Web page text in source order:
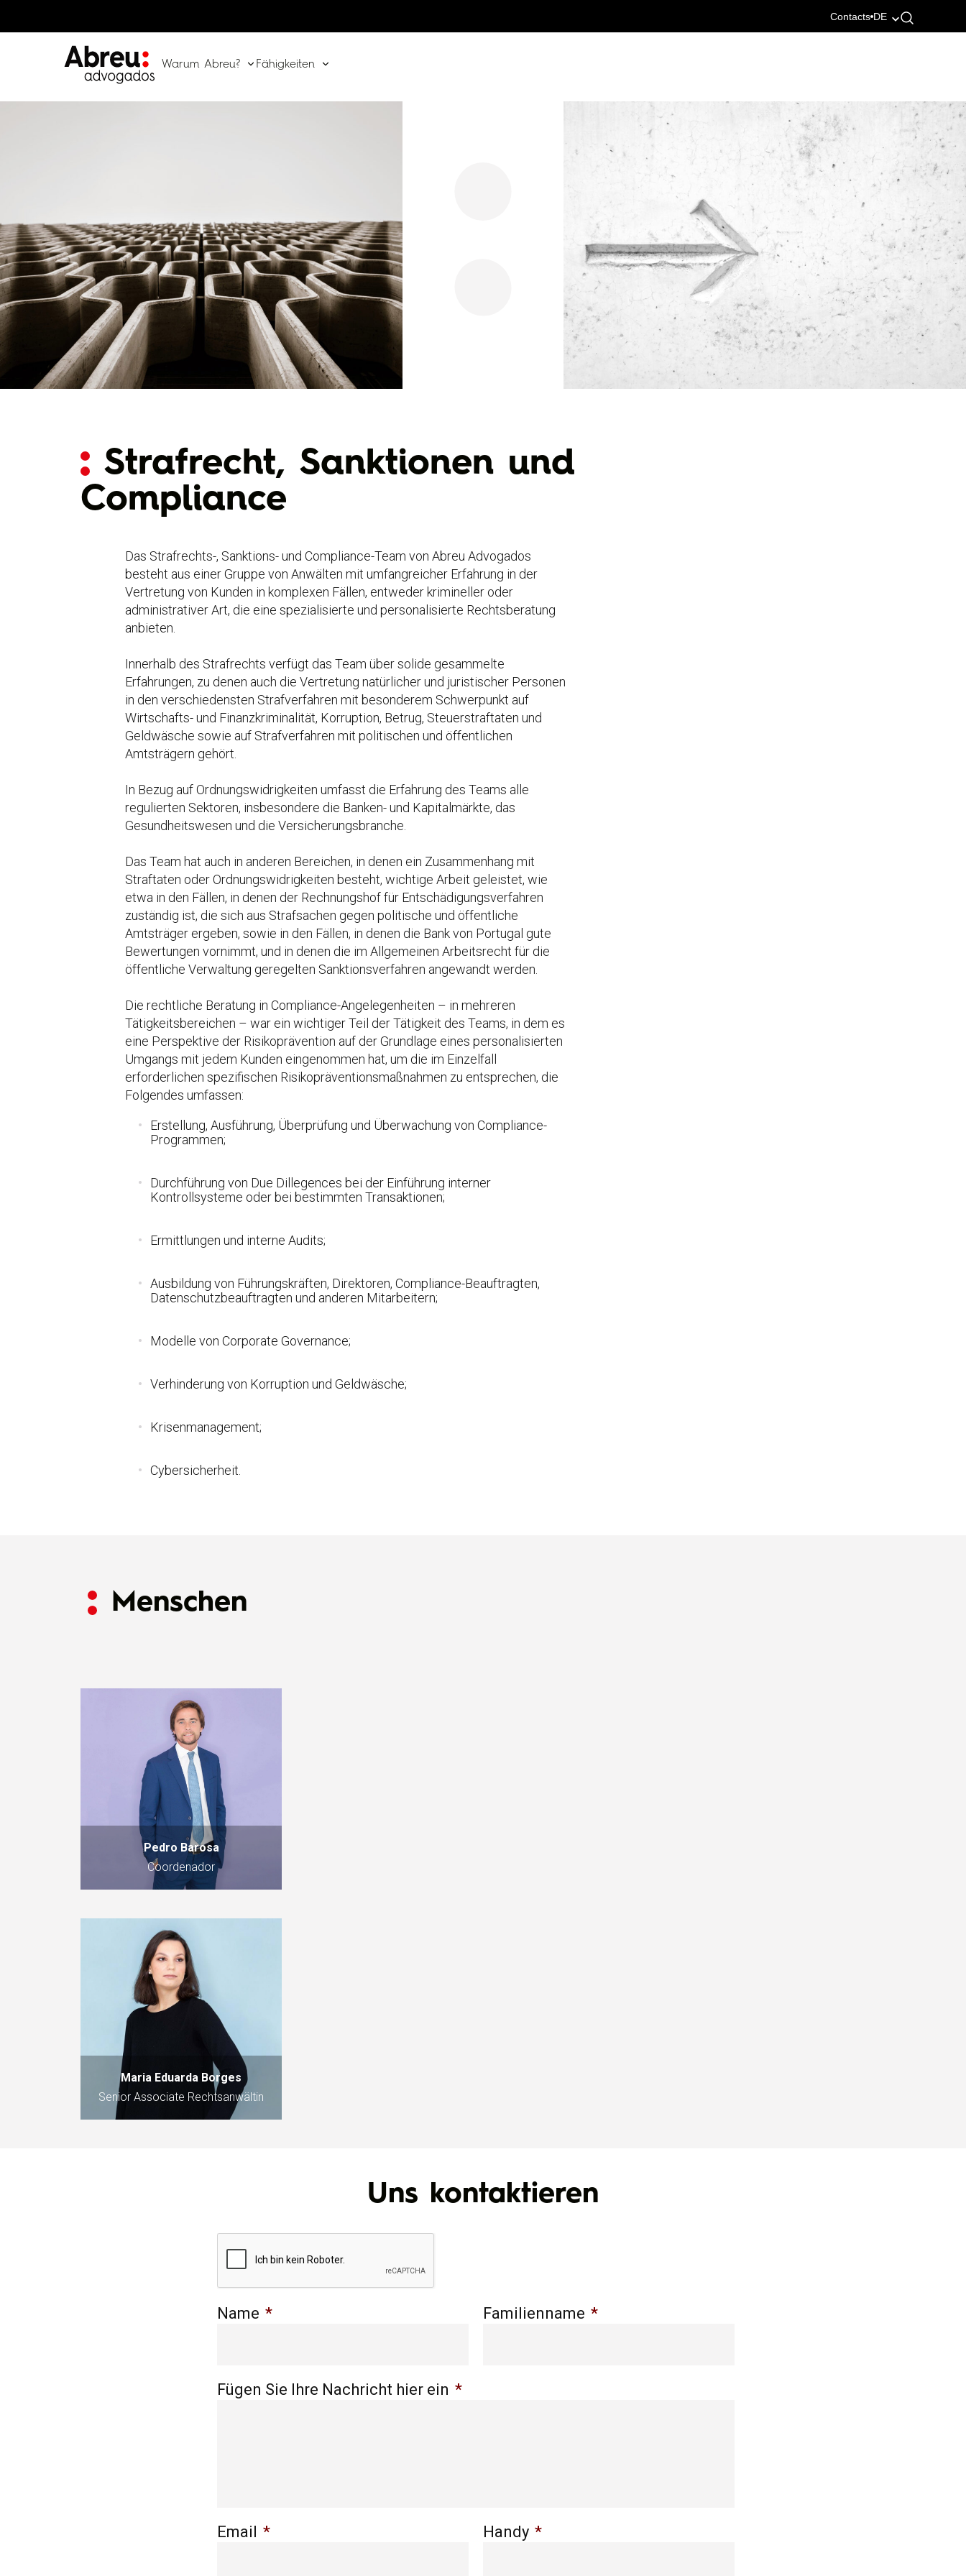
Contacts DE
Warum Abreu? Fähigkeiten
Strafrecht, Sanktionen und
Compliance
Das Strafrechts-, Sanktions- und Compliance-Team von Abreu Advogados
besteht aus einer Gruppe von Anwälten mit umfangreicher Erfahrung in der
Vertretung von Kunden in komplexen Fällen, entweder krimineller oder
administrativer Art, die eine spezialisierte und personalisierte Rechtsberatung
anbieten.
Innerhalb des Strafrechts verfügt das Team über solide gesammelte
Erfahrungen, zu denen auch die Vertretung natürlicher und juristischer Personen
in den verschiedensten Strafverfahren mit besonderem Schwerpunkt auf
Wirtschafts- und Finanzkriminalität, Korruption, Betrug, Steuerstraftaten und
Geldwäsche sowie auf Strafverfahren mit politischen und öffentlichen
Amtsträgern gehört.
In Bezug auf Ordnungswidrigkeiten umfasst die Erfahrung des Teams alle
regulierten Sektoren, insbesondere die Banken- und Kapitalmärkte, das
Gesundheitswesen und die Versicherungsbranche.
Das Team hat auch in anderen Bereichen, in denen ein Zusammenhang mit
Straftaten oder Ordnungswidrigkeiten besteht, wichtige Arbeit geleistet, wie
etwa in den Fällen, in denen der Rechnungshof für Entschädigungsverfahren
zuständig ist, die sich aus Strafsachen gegen politische und öffentliche
Amtsträger ergeben, sowie in den Fällen, in denen die Bank von Portugal gute
Bewertungen vornimmt, und in denen die im Allgemeinen Arbeitsrecht für die
öffentliche Verwaltung geregelten Sanktionsverfahren angewandt werden.
Die rechtliche Beratung in Compliance-Angelegenheiten – in mehreren
Tätigkeitsbereichen – war ein wichtiger Teil der Tätigkeit des Teams, in dem es
eine Perspektive der Risikoprävention auf der Grundlage eines personalisierten
Umgangs mit jedem Kunden eingenommen hat, um die im Einzelfall
erforderlichen spezifischen Risikopräventionsmaßnahmen zu entsprechen, die
Folgendes umfassen:
Erstellung, Ausführung, Überprüfung und Überwachung von Compliance-
Programmen;
Durchführung von Due Dillegences bei der Einführung interner
Kontrollsysteme oder bei bestimmten Transaktionen;
Ermittlungen und interne Audits;
Ausbildung von Führungskräften, Direktoren, Compliance-Beauftragten,
Datenschutzbeauftragten und anderen Mitarbeitern;
Modelle von Corporate Governance;
Verhinderung von Korruption und Geldwäsche;
Krisenmanagement;
Cybersicherheit.
Menschen
Pedro Barosa
Coordenador
Maria Eduarda Borges
Senior Associate Rechtsanwältin
Uns kontaktieren
Name * Familienname *
Fügen Sie Ihre Nachricht hier ein *
Email * Handy *